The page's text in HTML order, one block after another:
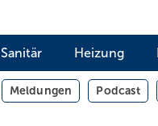
Sanitär Heizung
Meldungen Podcast